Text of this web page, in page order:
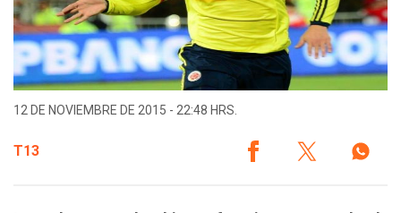
12 DE NOVIEMBRE DE 2015 - 22:48 HRS.
T13